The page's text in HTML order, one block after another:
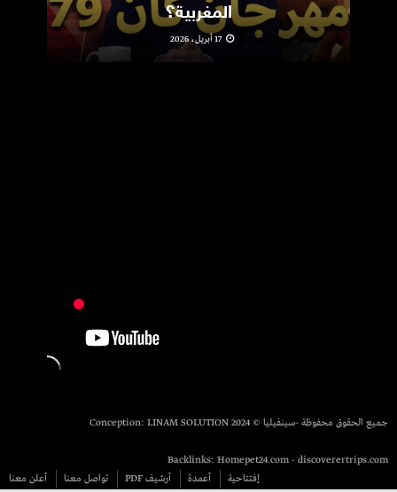
المغربية؟
17 أبريل، 2026
جميع الحقوق محفوظة -سينفيليا © 2024 Conception: LINAM SOLUTION
Backlinks: Homepet24.com - discoverertrips.com
إفتتاحية
أعمدة أرشيف PDF تواصل معنا أعلن معنا